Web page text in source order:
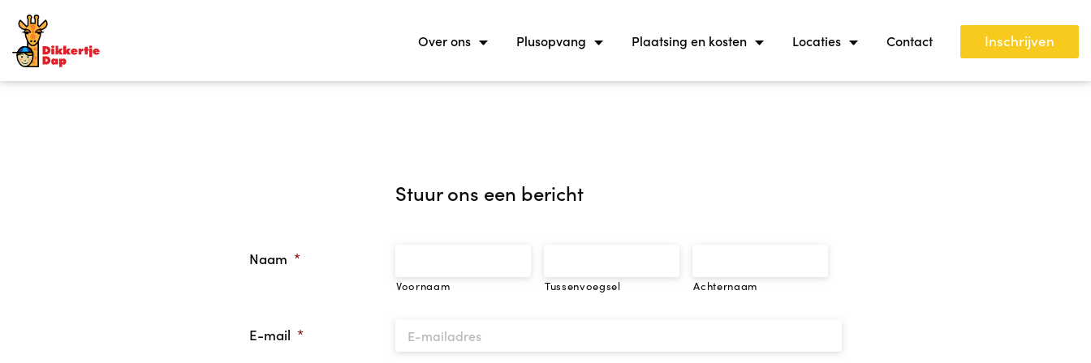
Over ons Plusopvang Plaatsing en kosten Locaties Contact Inschrijven
Stuur ons een bericht
Naam *
Voornaam Tussenvoegsel Achternaam
E-mail *